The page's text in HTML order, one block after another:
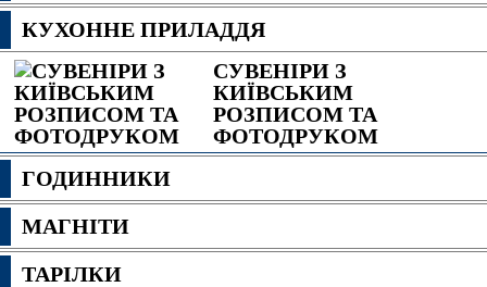
КУХОННЕ ПРИЛАДДЯ
СУВЕНІРИ З
КИЇВСЬКИМ
РОЗПИСОМ ТА
ФОТОДРУКОМ
ГОДИННИКИ
МАГНІТИ
ТАРІЛКИ